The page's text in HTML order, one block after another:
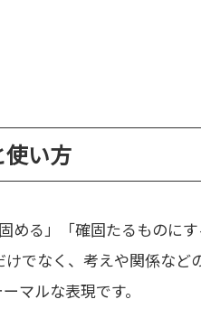
使い方
める」「確固たるものに
でなく、考えや関係な
マルな表現です。